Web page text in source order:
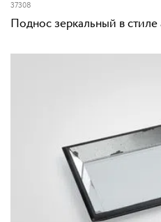
37308
Поднос зеркальный в стиле